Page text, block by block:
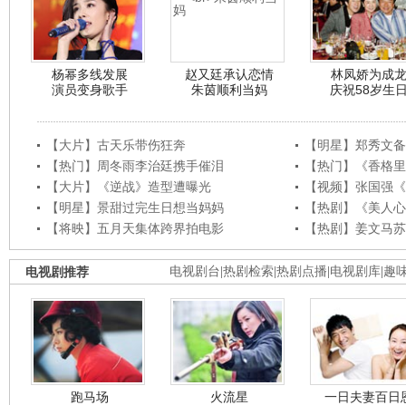
杨幂多线发展
演员变身歌手
赵又廷承认恋情
朱茵顺利当妈
林凤娇为成龙
庆祝58岁生
【大片】古天乐带伤狂奔
【明星】郑秀文
【热门】周冬雨李治廷携手催泪
【热门】《香格
【大片】《逆战》造型遭曝光
【视频】张国强
【明星】景甜过完生日想当妈妈
【热剧】《美人
【将映】五月天集体跨界拍电影
【热剧】姜文马
电视剧台 热剧检索 热剧点播 电视剧库 趣
电视剧推荐
跑马场 火流星 一日夫妻百日